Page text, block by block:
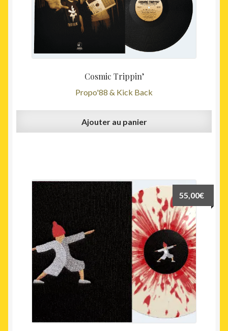
Cosmic Trippin’
Propo'88 & Kick Back
était :
33,00€.
Ajouter au panier
55,00€